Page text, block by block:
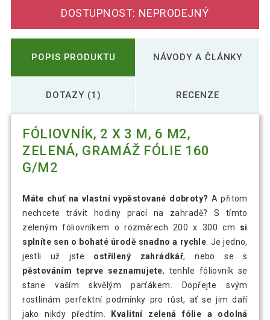
DOSTUPNOST: NEPRODEJNÝ
POPIS PRODUKTU NÁVODY A ČLÁNKY
DOTAZY (1) RECENZE
FÓLIOVNÍK, 2 X 3 M, 6 M2,
ZELENÁ, GRAMÁŽ FÓLIE 160
G/M2
Máte chuť na vlastní vypěstované dobroty? A přitom
nechcete trávit hodiny prací na zahradě? S tímto
zeleným fóliovníkem o rozměrech 200 x 300 cm si
splníte sen o bohaté úrodě snadno a rychle. Je jedno,
jestli už jste ostřílený zahrádkář, nebo se s
pěstováním teprve seznamujete, tenhle fóliovník se
stane vaším skvělým parťákem. Dopřejte svým
rostlinám perfektní podmínky pro růst, ať se jim daří
jako nikdy předtím.
Kvalitní zelená fólie a odolná